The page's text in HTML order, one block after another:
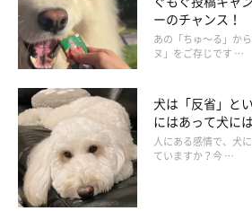
ーのチャンス！
あの「ちゅ～る」か
ヌ」をご存じです …
犬は「反省」と
にはあって犬に
人にある感情で、犬
ていますか？今 …